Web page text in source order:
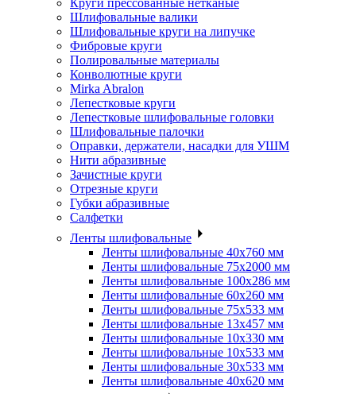
Круги прессованные нетканые
Шлифовальные валики
Шлифовальные круги на липучке
Фибровые круги
Полировальные материалы
Конволютные круги
Mirka Abralon
Лепестковые круги
Лепестковые шлифовальные головки
Шлифовальные палочки
Оправки, держатели, насадки для УШМ
Нити абразивные
Зачистные круги
Отрезные круги
Губки абразивные
Салфетки
Ленты шлифовальные
Ленты шлифовальные 40х760 мм
Ленты шлифовальные 75х2000 мм
Ленты шлифовальные 100х286 мм
Ленты шлифовальные 60х260 мм
Ленты шлифовальные 75х533 мм
Ленты шлифовальные 13х457 мм
Ленты шлифовальные 10х330 мм
Ленты шлифовальные 10х533 мм
Ленты шлифовальные 30х533 мм
Ленты шлифовальные 40х620 мм